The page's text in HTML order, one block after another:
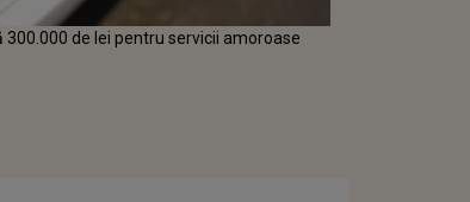
de lei pentru servicii amoroase